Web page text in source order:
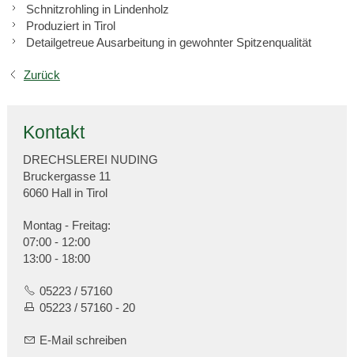
Schnitzrohling in Lindenholz
Produziert in Tirol
Detailgetreue Ausarbeitung in gewohnter Spitzenqualität
Zurück
Kontakt
DRECHSLEREI NUDING
Bruckergasse 11
6060 Hall in Tirol
Montag - Freitag:
07:00 - 12:00
13:00 - 18:00
05223 / 57160
05223 / 57160 - 20
E-Mail schreiben